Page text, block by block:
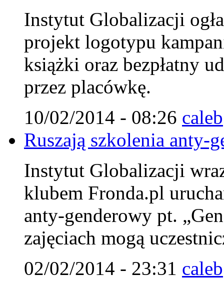
Instytut Globalizacji
projekt logotypu
książki oraz bezpłatny
przez placówkę.
10/02/2014 - 08:26 caleb
Ruszają szkolenia anty-
Instytut Globalizacji
klubem Fronda.pl
anty-genderowy pt.
zajęciach mogą
02/02/2014 - 23:31 caleb